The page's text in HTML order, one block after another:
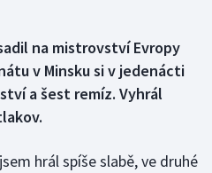
na mistrovství Evropy
v Minsku si v jedenácti
a šest remíz. Vyhrál
hrál spíše slabě, ve druhé